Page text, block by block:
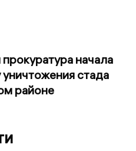
начала
стада
районе